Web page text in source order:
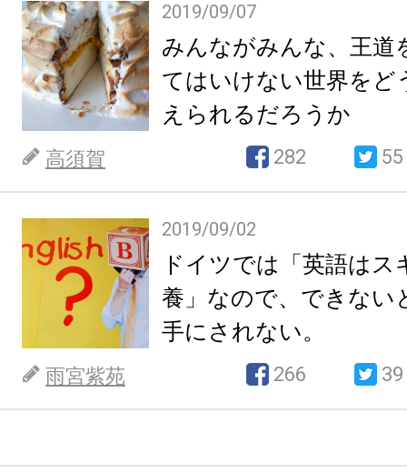
2019/09/07
みんながみんな、王道
てはいけない世界をど
えられるだろうか
高須賀 282 55
2019/09/02
ドイツでは「英語は
養」なので、できない
手にされない。
雨宮紫苑 266 39